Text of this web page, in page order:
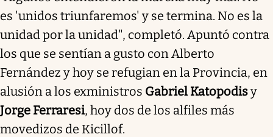
es 'unidos triunfaremos' y se termina. No es la
unidad por la unidad", completó. Apuntó contra
los que se sentían a gusto con Alberto
Fernández y hoy se refugian en la Provincia, en
alusión a los exministros Gabriel Katopodisy
Jorge Ferraresi, hoy dos de los alfiles más
movedizos de Kicillof.